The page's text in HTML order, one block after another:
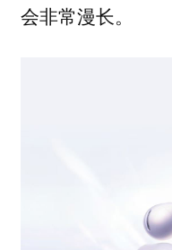
会非常漫长。